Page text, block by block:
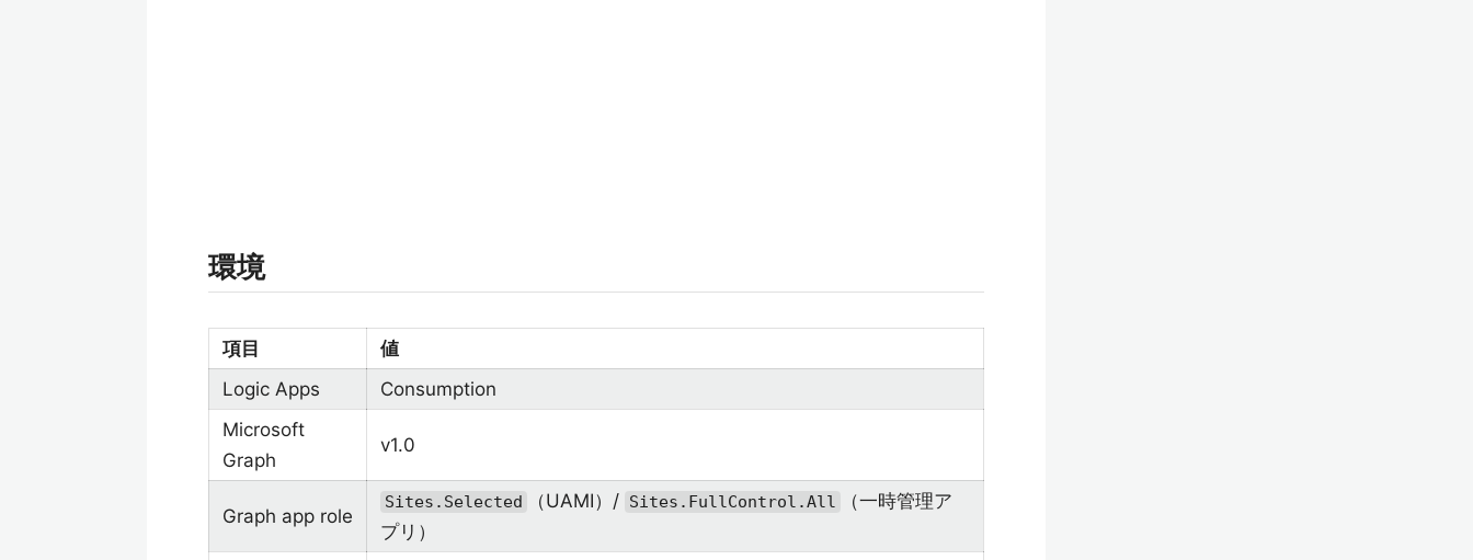
環境
項目
値
Logic Apps
Consumption
Microsoft
Graph
v1.0
Graph app role
Sites.Selected （UAMI）/ Sites.FullControl.All
（一時管理ア
プリ）